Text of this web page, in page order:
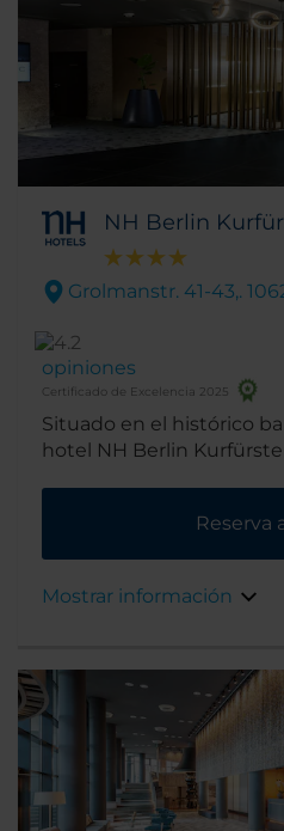
NH Berlin
Grolmanstr. 41-43,.
opiniones
Certificado de Excelencia 2025
Situado en el histórico
hotel NH Berlin
los sitios más turísticos
estaciones de metro (U-
solo 200 metros de
Reserva
Mostrar información